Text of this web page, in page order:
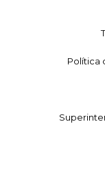
Política